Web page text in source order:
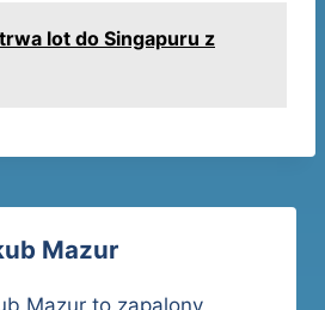
lot do Singapuru z
Mazur